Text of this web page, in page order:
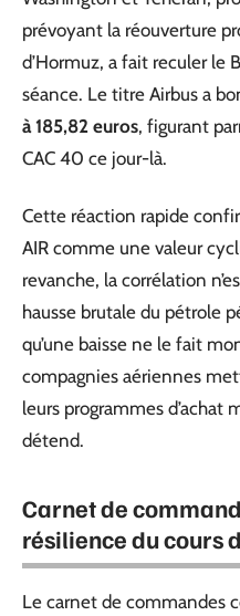
prévoyant la réouverture
d’Hormuz, a fait reculer le
séance. Le titre Airbus a
à 185,82 euros, figurant
CAC 40 ce jour-là.
Cette réaction rapide
AIR comme une valeur
revanche, la corrélation
hausse brutale du pétrole
qu’une baisse ne le fait
compagnies aériennes
leurs programmes d’achat
détend.
Carnet de
résilience du cours
Le carnet de commandes